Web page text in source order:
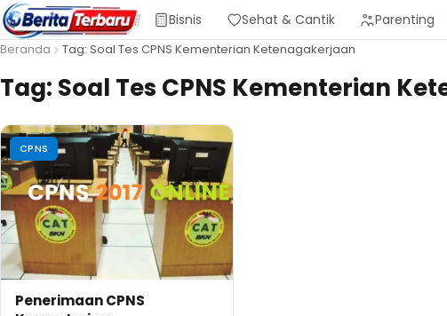
Bisnis Sehat & Cantik Parenting
Beranda Tag: Soal Tes CPNS Kementerian Ketenagakerjaan
Tag: Soal Tes CPNS Kementerian
CPNS
Penerimaan CPNS